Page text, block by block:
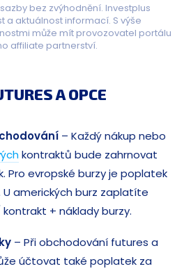
bez zvýhodnění. Investplus
a aktuálnost informací. S výše
může mít provozovatel portálu
affiliate partnerství.
A OPCE
– Každý nákup nebo
kontraktů bude zahrnovat
Pro evropské burzy je poplatek
amerických burz zaplatíte
+ náklady burzy.
– Při obchodování futures a
účtovat také poplatek za